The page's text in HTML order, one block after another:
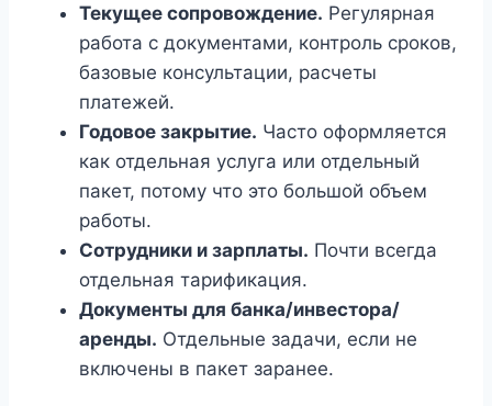
Текущее сопровождение. Регулярная
работа с документами, контроль сроков,
базовые консультации, расчеты
платежей.
Годовое закрытие. Часто оформляется
как отдельная услуга или отдельный
пакет, потому что это большой объем
работы.
Сотрудники и зарплаты. Почти всегда
отдельная тарификация.
Документы для банка/инвестора/
аренды. Отдельные задачи, если не
включены в пакет заранее.